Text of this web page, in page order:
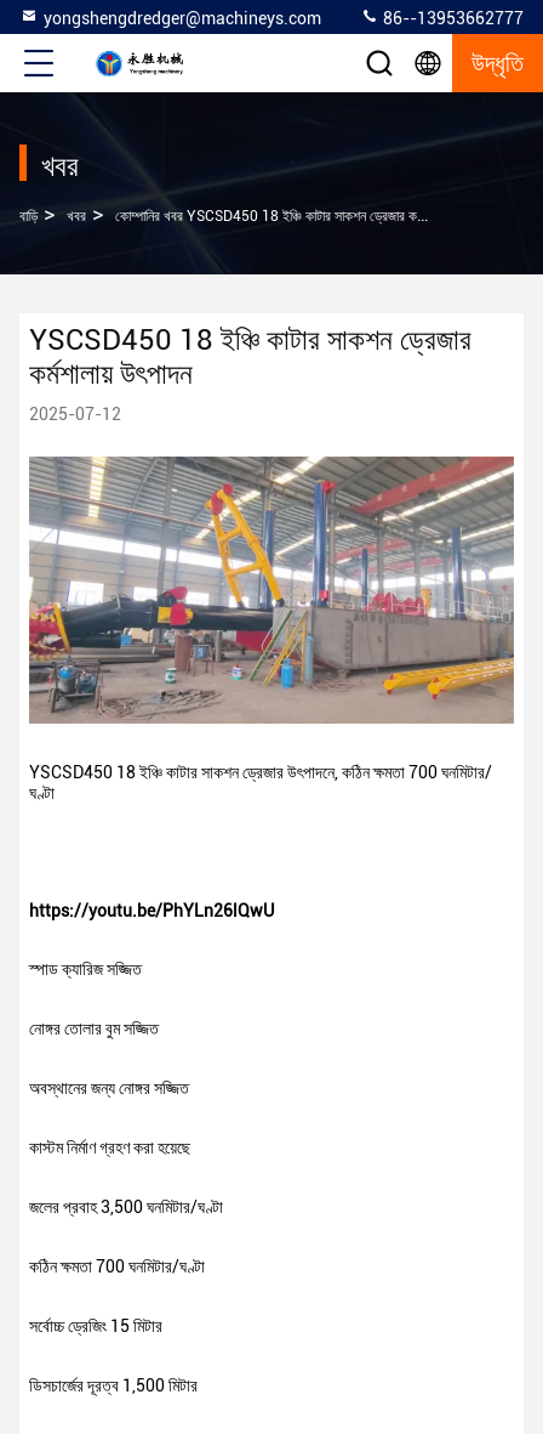
yongshengdredger@machineys.com 86--13953662777
উদ্ধৃতি
খবর
বাড়ি > খবর > কোম্পানির খবর YSCSD450 18 ইঞ্চি কাটার সাকশন ড্রেজার কর্মশালায় উৎপাদন
YSCSD450 18 ইঞ্চি কাটার সাকশন ড্রেজার
কর্মশালায় উৎপাদন
2025-07-12
YSCSD450 18 ইঞ্চি কাটার সাকশন ড্রেজার উৎপাদনে, কঠিন ক্ষমতা 700 ঘনমিটার/
ঘণ্টা
https://youtu.be/PhYLn26lQwU
স্পাড ক্যারিজ সজ্জিত
নোঙ্গর তোলার বুম সজ্জিত
অবস্থানের জন্য নোঙ্গর সজ্জিত
কাস্টম নির্মাণ গ্রহণ করা হয়েছে
জলের প্রবাহ 3,500 ঘনমিটার/ঘণ্টা
কঠিন ক্ষমতা 700 ঘনমিটার/ঘণ্টা
সর্বোচ্চ ড্রেজিং 15 মিটার
ডিসচার্জের দূরত্ব 1,500 মিটার